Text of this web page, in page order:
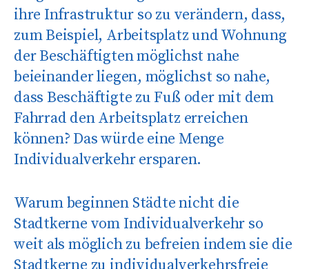
ihre Infrastruktur so zu verändern, dass,
zum Beispiel, Arbeitsplatz und Wohnung
der Beschäftigten möglichst nahe
beieinander liegen, möglichst so nahe,
dass Beschäftigte zu Fuß oder mit dem
Fahrrad den Arbeitsplatz erreichen
können? Das würde eine Menge
Individualverkehr ersparen.
Warum beginnen Städte nicht die
Stadtkerne vom Individualverkehr so
weit als möglich zu befreien indem sie die
Stadtkerne zu individualverkehrsfreie